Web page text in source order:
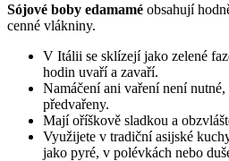
Sójové boby edamamé obsahují
cenné vlákniny.
V Itálii se sklízejí jako zelené
hodin uvaří a zavaří.
Namáčení ani vaření není nutné,
předvařeny.
Mají oříškově sladkou a
Využijete v tradiční asijské
jako pyré, v polévkách nebo